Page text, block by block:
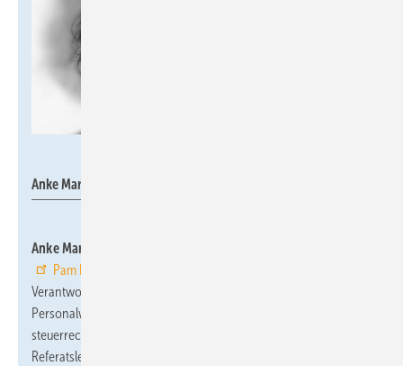
Anke Marxen
Anke Marxen
Pam Building Deutschland
Verantwortungsbereich umfasst ein breites Spektrum, von
Personalwesen und Finanzen bis hin zu Controlling und
steuerrechtlichen Angelegenheiten. Zuvor war sie als
Referatsleitung Rechnungswesen bei der Deutschen